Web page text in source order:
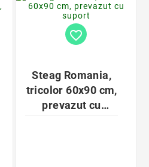
favorite_border
Steag Romania,
tricolor 60x90 cm,
prevazut cu